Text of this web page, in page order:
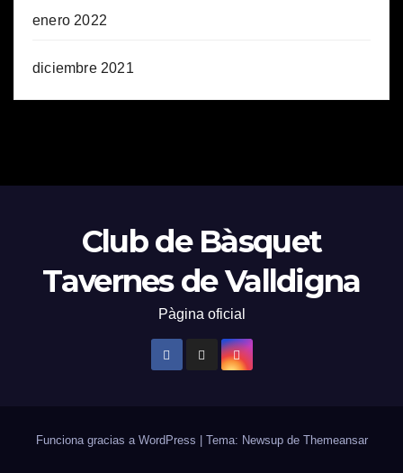
enero 2022
diciembre 2021
Club de Bàsquet
Tavernes de Valldigna
Pàgina oficial
Funciona gracias a WordPress Tema: Newsup de Themeansar